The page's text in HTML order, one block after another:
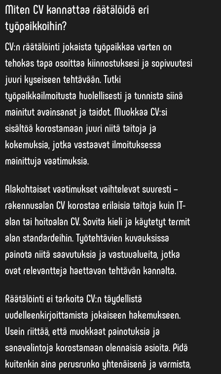
Miten CV kannattaa räätälöidä eri
työpaikkoihin?
CV:n räätälöinti jokaista työpaikkaa varten on
tehokas tapa osoittaa kiinnostuksesi ja sopivuutesi
juuri kyseiseen tehtävään. Tutki
työpaikkailmoitusta huolellisesti ja tunnista siinä
mainitut avainsanat ja taidot. Muokkaa CV:si
sisältöä korostamaan juuri niitä taitoja ja
kokemuksia , jotka vastaavat ilmoituksessa
mainittuja vaatimuksia.
Alakohtaiset vaatimukset vaihtelevat suuresti –
rakennusalan CV korostaa erilaisia taitoja kuin IT-
alan tai hoitoalan CV. Sovita kieli ja käytetyt termit
alan standardeihin. Työtehtävien kuvauksissa
painota niitä saavutuksia ja vastuualueita, jotka
ovat relevantteja haettavan tehtävän kannalta.
Räätälöinti ei tarkoita CV:n täydellistä
uudelleenkirjoittamista jokaiseen hakemukseen.
Usein riittää, että muokkaat painotuksia ja
sanavalintoja korostamaan olennaisia asioita. Pidä
kuitenkin aina perusrunko yhtenäisenä ja varmista,